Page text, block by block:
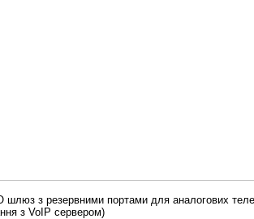
шлюз з резервними портами для аналогових
з VoIP сервером)